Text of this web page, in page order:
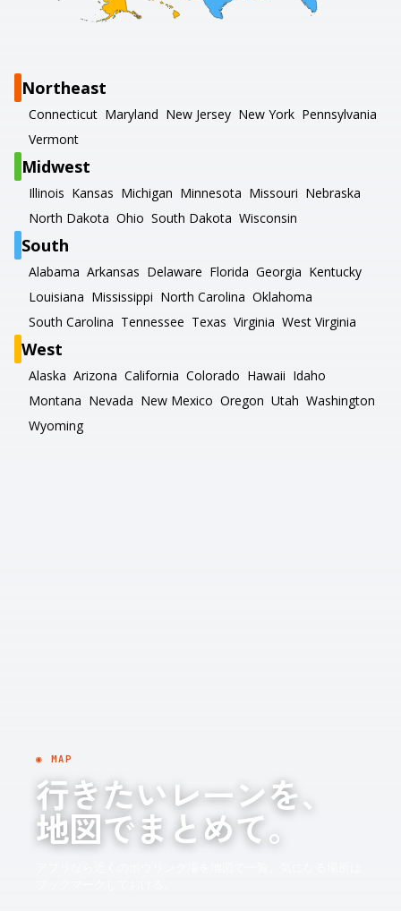
Northeast
Connecticut Maryland New Jersey New York Pennsylvania
Vermont
Midwest
Illinois Kansas Michigan Minnesota Missouri Nebraska
North Dakota Ohio South Dakota Wisconsin
South
Alabama Arkansas Delaware Florida Georgia Kentucky
Louisiana Mississippi North Carolina Oklahoma
South Carolina Tennessee Texas Virginia West Virginia
West
Alaska Arizona California Colorado Hawaii Idaho
Montana Nevada New Mexico Oregon Utah Washington
Wyoming
◉ MAP
行きたいレーンを、
地図でまとめて。